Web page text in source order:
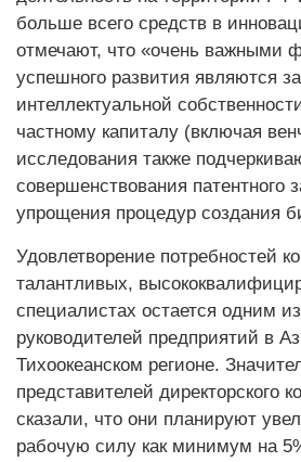
больше всего средств в
отмечают, что «очень важными
успешного развития являются
интеллектуальной
частному капиталу (включая
исследования также
совершенствования патентного
упрощения процедур создания
Удовлетворение потребностей
талантливых,
специалистах остается одним
руководителей предприятий в
Тихоокеанском регионе.
представителей директорского
сказали, что они планируют
рабочую силу как минимум на